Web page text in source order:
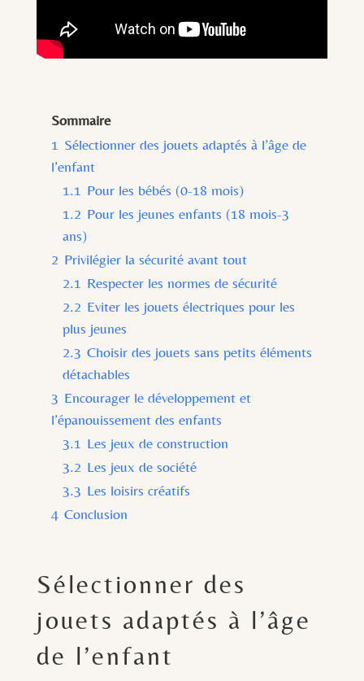
Sommaire
1 Sélectionner des jouets adaptés à l’âge de
l’enfant
1.1 Pour les bébés (0-18 mois)
1.2 Pour les jeunes enfants (18 mois-3
ans)
2 Privilégier la sécurité avant tout
2.1 Respecter les normes de sécurité
2.2 Eviter les jouets électriques pour les
plus jeunes
2.3 Choisir des jouets sans petits éléments
détachables
3 Encourager le développement et
l’épanouissement des enfants
3.1 Les jeux de construction
3.2 Les jeux de société
3.3 Les loisirs créatifs
4 Conclusion
Sélectionner des
jouets adaptés à l’âge
de l’enfant